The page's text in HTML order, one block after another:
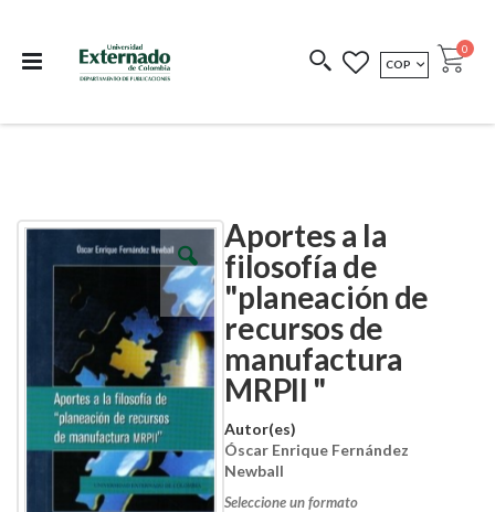
COEDICIONES REDIMIR CÓDIGO
MONEDA
COP Cart
0
Aportes a la
filosofía de
"planeación de
recursos de
manufactura
MRPII "
Autor(es)
Óscar Enrique Fernández
Newball
Seleccione un formato
Skip
gallery
Skip
gallery